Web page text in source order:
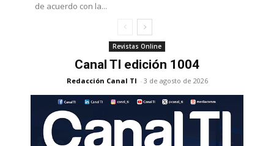
de acuerdo con la...
Revistas Online
Canal TI edición 1004
Redacción Canal TI - 3 de agosto de 2026